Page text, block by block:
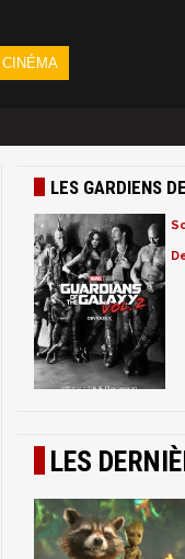
CINÉMA
LES GARDIENS
LES